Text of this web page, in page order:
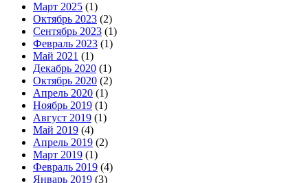
Март 2025 (1)
Октябрь 2023 (2)
Сентябрь 2023 (1)
Февраль 2023 (1)
Май 2021 (1)
Декабрь 2020 (1)
Октябрь 2020 (2)
Апрель 2020 (1)
Ноябрь 2019 (1)
Август 2019 (1)
Май 2019 (4)
Апрель 2019 (2)
Март 2019 (1)
Февраль 2019 (4)
Январь 2019 (3)